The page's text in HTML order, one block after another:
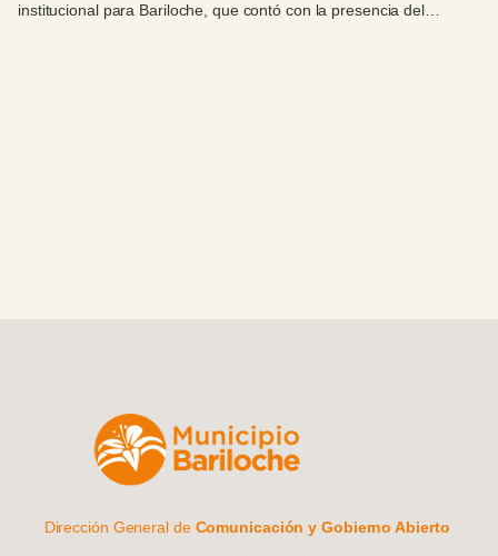
institucional para Bariloche, que contó con la presencia del
Dirección General de Comunicación y Gobierno Abierto